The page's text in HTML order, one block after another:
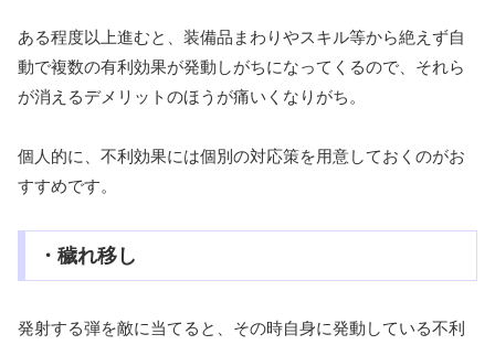
ある程度以上進むと、装備品まわりやスキル等から絶えず自
動で複数の有利効果が発動しがちになってくるので、それら
が消えるデメリットのほうが痛いくなりがち。
個人的に、不利効果には個別の対応策を用意しておくのがお
すすめです。
・穢れ移し
発射する弾を敵に当てると、その時自身に発動している不利